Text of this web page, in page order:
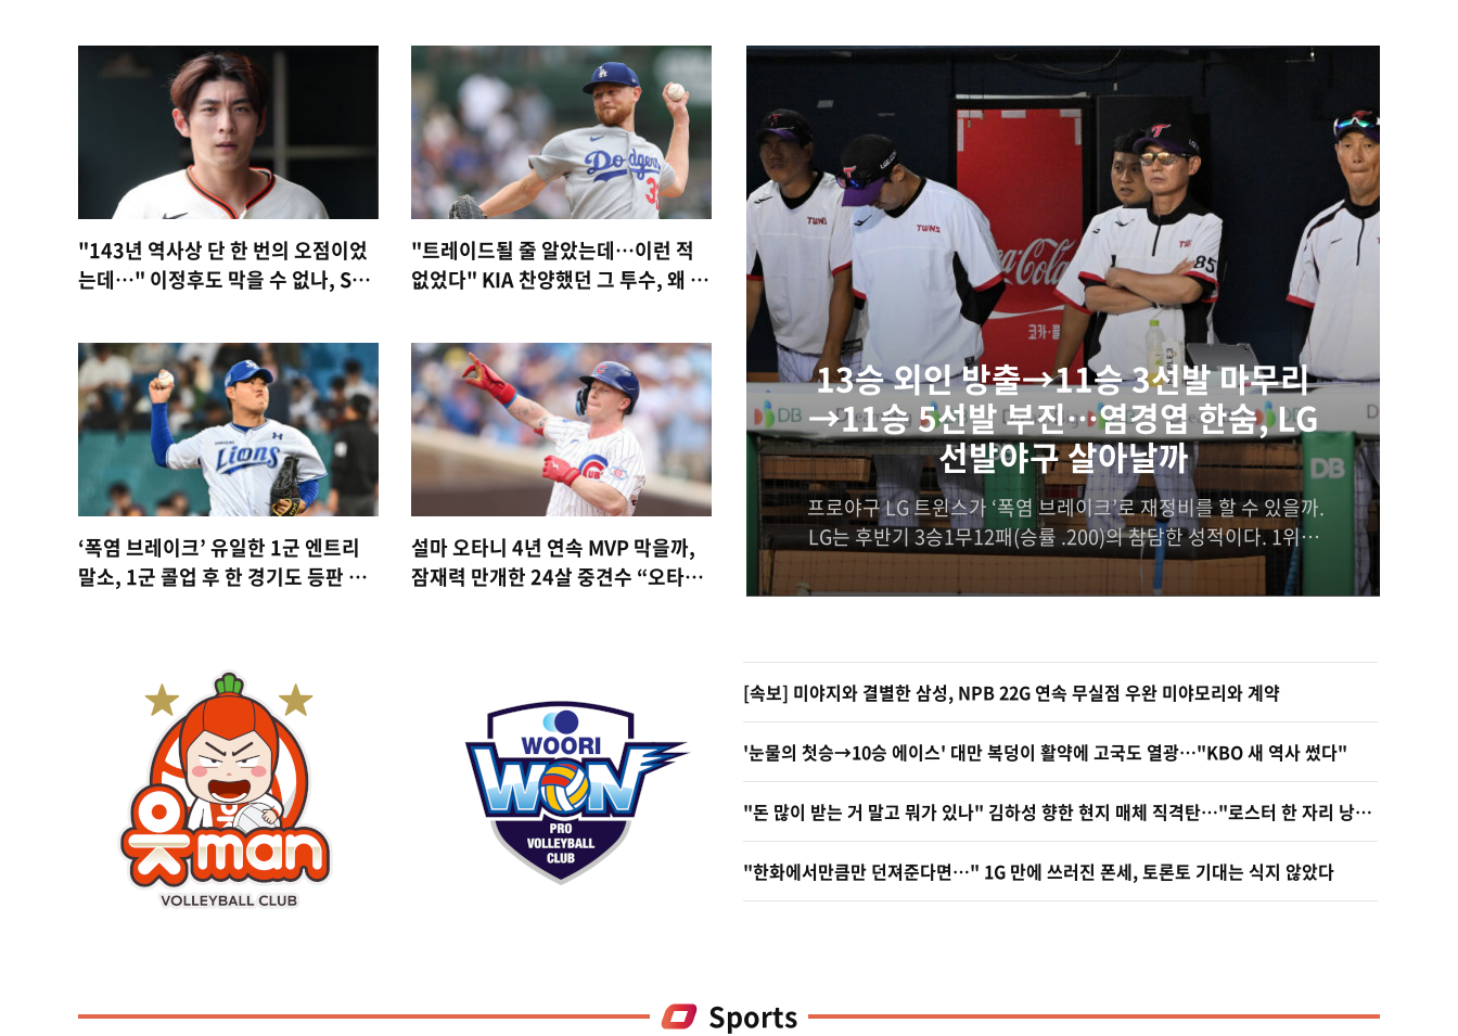
"143년 역사상 단 한 번의 오점이었
는데…" 이정후도 막을 수 없나, SF
"트레이드될 줄 알았는데…이런 적
없었다" KIA 찬양했던 그 투수, 왜 다
‘폭염 브레이크’ 유일한 1군 엔트리
말소, 1군 콜업 후 한 경기도 등판 못
설마 오타니 4년 연속 MVP 막을까,
잠재력 만개한 24살 중견수 “오타니
13승 외인 방출→11승 3선발 마무리
→11승 5선발 부진…염경엽 한숨, LG
선발야구 살아날까
프로야구 LG 트윈스가 ‘폭염 브레이크’로 재정비를 할 수 있을까.
LG는 후반기 3승1무12패(승률 .200)의 참담한 성적이다. 1위를
다투던 위치에서 3위로 추락했고, 3위 자리도 위태롭다. 4~5위 두
산과 KIA가 1.5경기와 2경기 차이로 따라붙었다. LG는 타선은 시
[속보] 미야지와 결별한 삼성, NPB 22G 연속 무실점 우완 미야모리와 계약
'눈물의 첫승→10승 에이스' 대만 복덩이 활약에 고국도 열광…"KBO 새 역사 썼다"
"돈 많이 받는 거 말고 뭐가 있나" 김하성 향한 현지 매체 직격탄…"로스터 한 자리 낭비" 날선 비판
"한화에서만큼만 던져준다면…" 1G 만에 쓰러진 폰세, 토론토 기대는 식지 않았다
Sports